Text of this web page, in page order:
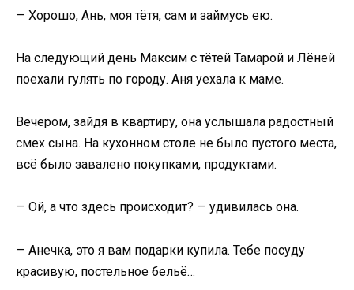
— Хорошо, Ань, моя тётя, сам и займусь ею.
На следующий день Максим с тётей Тамарой и Лёней
поехали гулять по городу. Аня уехала к маме.
Вечером, зайдя в квартиру, она услышала радостный
смех сына. На кухонном столе не было пустого места,
всё было завалено покупками, продуктами.
— Ой, а что здесь происходит? — удивилась она.
— Анечка, это я вам подарки купила. Тебе посуду
красивую, постельное бельё…